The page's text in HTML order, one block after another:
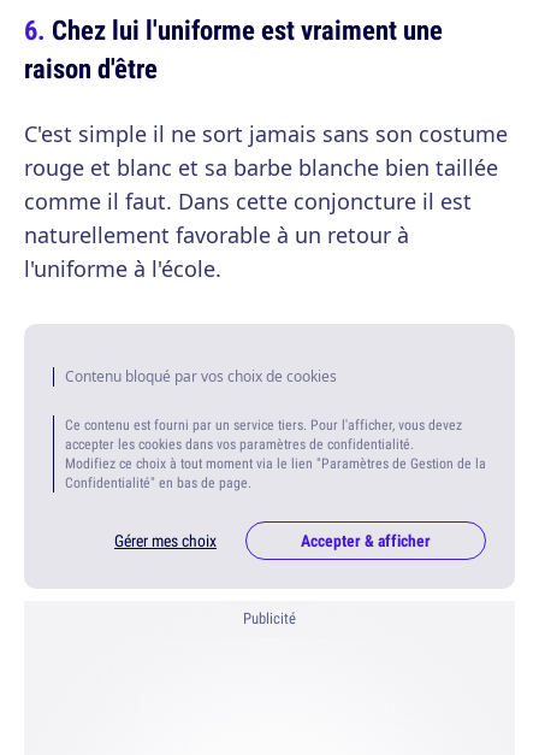
Chez lui l'uniforme est vraiment une
raison d'être
C'est simple il ne sort jamais sans son costume
rouge et blanc et sa barbe blanche bien taillée
comme il faut. Dans cette conjoncture il est
naturellement favorable à un retour à
l'uniforme à l'école.
Contenu bloqué par vos choix de cookies
Ce contenu est fourni par un service tiers. Pour l'afficher, vous devez
accepter les cookies dans vos paramètres de confidentialité.
Modifiez ce choix à tout moment via le lien "Paramètres de Gestion de la
Confidentialité" en bas de page.
Gérer mes choix Accepter & afficher
Publicité